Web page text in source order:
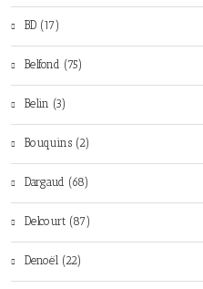
BD (17)
Belfond (75)
Belin (3)
Bouquins (2)
Dargaud (68)
Delcourt (87)
Denoël (22)